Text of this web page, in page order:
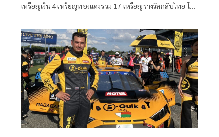
เหรียญเงิน 4 เหรียญทองแดงรวม 17 เหรียญรางวัลกลับไทย โดย
สุด 3 เหรียญทอง ขณะที่สิงห์ฯ ไม่รอช้าเตรียมสานต่อความ
สำเร็จส่งขุมกำลังทีมชาติชุดใหญ่บินเข้าแคมป์ชุบตัวเข้ม ที่คุนห
มิง หวังสร้างผลงานยอดเยี่ยมในศึกเอเชียนเกมส์ ครั้งที่ 20 ที่แดน
ซามูไร